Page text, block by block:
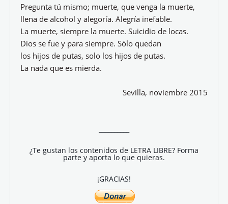
Pregunta tú mismo; muerte, que venga la muerte,
llena de alcohol y alegoría. Alegría inefable.
La muerte, siempre la muerte. Suicidio de locas.
Dios se fue y para siempre. Sólo quedan
los hijos de putas, solo los hijos de putas.
La nada que es mierda.
Sevilla, noviembre 2015
¿Te gustan los contenidos de LETRA LIBRE? Forma
parte y aporta lo que quieras.
¡GRACIAS!